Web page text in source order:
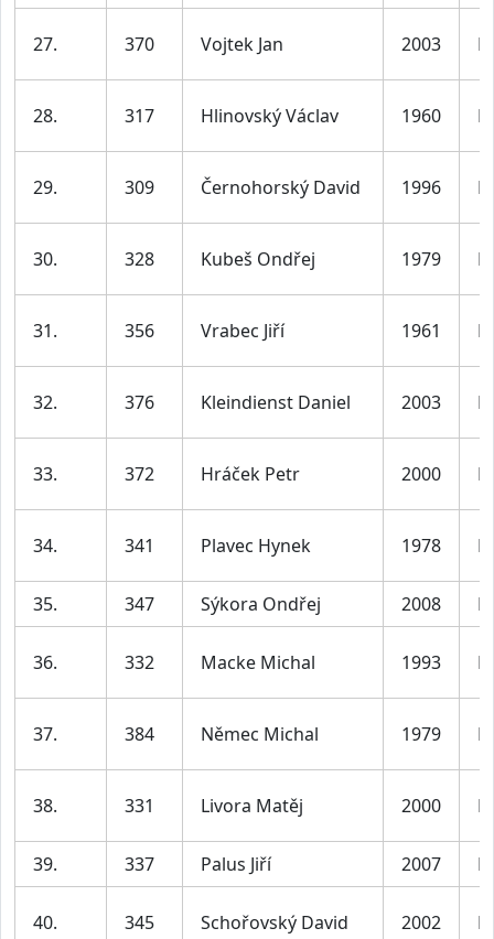
27. 370 Vojtek Jan 2003 M
28. 317 Hlinovský Václav 1960 M
29. 309 Černohorský David 1996 M
30. 328 Kubeš Ondřej 1979 M
31. 356 Vrabec Jiří 1961 M
32. 376 Kleindienst Daniel 2003 M
33. 372 Hráček Petr 2000 M
34. 341 Plavec Hynek 1978 M
35. 347 Sýkora Ondřej 2008 M
36. 332 Macke Michal 1993 M
37. 384 Němec Michal 1979 M
38. 331 Livora Matěj 2000 M
39. 337 Palus Jiří 2007 M
40. 345 Schořovský David 2002 M